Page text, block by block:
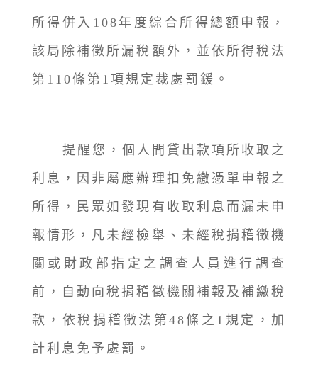
所得併入108年度綜合所得總額申報，
該局除補徵所漏稅額外，並依所得稅法
第110條第1項規定裁處罰鍰。
提醒您，個人間貸出款項所收取之
利息，因非屬應辦理扣免繳憑單申報之
所得，民眾如發現有收取利息而漏未申
報情形，凡未經檢舉、未經稅捐稽徵機
關或財政部指定之調查人員進行調查
前，自動向稅捐稽徵機關補報及補繳稅
款，依稅捐稽徵法第48條之1規定，加
計利息免予處罰。